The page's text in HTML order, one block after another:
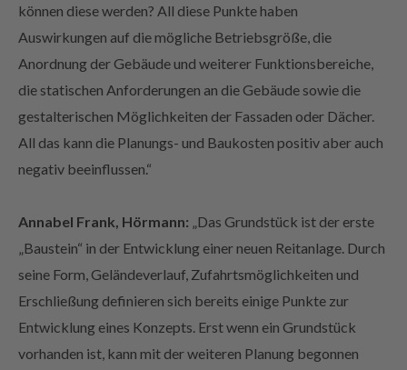
Auswirkungen auf die mögliche Betriebsgröße, die
Anordnung der Gebäude und weiterer Funktionsbereiche,
die statischen Anforderungen an die Gebäude sowie die
gestalterischen Möglichkeiten der Fassaden oder Dächer.
All das kann die Planungs- und Baukosten positiv aber auch
negativ beeinflussen.“
„Baustein“ in der Entwicklung einer neuen Reitanlage. Durch
seine Form, Geländeverlauf, Zufahrtsmöglichkeiten und
Erschließung definieren sich bereits einige Punkte zur
Entwicklung eines Konzepts. Erst wenn ein Grundstück
vorhanden ist, kann mit der weiteren Planung begonnen
werden. Um z.B. Baukosten gering zu halten ist es